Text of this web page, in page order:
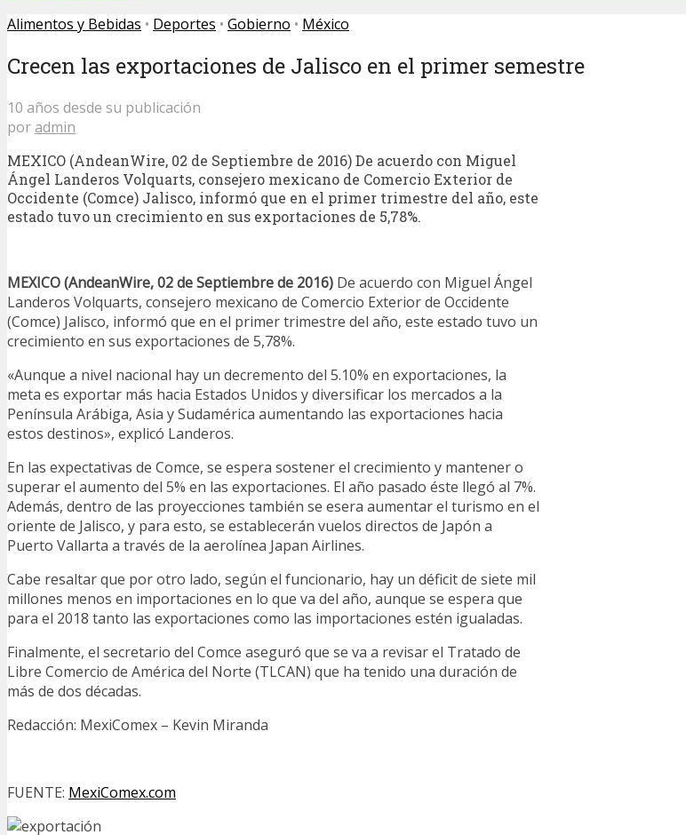
Alimentos y Bebidas • Deportes • Gobierno • México
Crecen las exportaciones de Jalisco en el primer semestre
10 años desde su publicación
poradmin
MEXICO (AndeanWire, 02 de Septiembre de 2016) De acuerdo con Miguel
Ángel Landeros Volquarts, consejero mexicano de Comercio Exterior de
Occidente (Comce) Jalisco, informó que en el primer trimestre del año, este
estado tuvo un crecimiento en sus exportaciones de 5,78%.
MEXICO (AndeanWire, 02 de Septiembre de 2016) De acuerdo con Miguel Ángel
Landeros Volquarts, consejero mexicano de Comercio Exterior de Occidente
(Comce) Jalisco, informó que en el primer trimestre del año, este estado tuvo un
crecimiento en sus exportaciones de 5,78%.
«Aunque a nivel nacional hay un decremento del 5.10% en exportaciones, la
meta es exportar más hacia Estados Unidos y diversificar los mercados a la
Península Arábiga, Asia y Sudamérica aumentando las exportaciones hacia
estos destinos», explicó Landeros.
En las expectativas de Comce, se espera sostener el crecimiento y mantener o
superar el aumento del 5% en las exportaciones. El año pasado éste llegó al 7%.
Además, dentro de las proyecciones también se esera aumentar el turismo en el
oriente de Jalisco, y para esto, se establecerán vuelos directos de Japón a
Puerto Vallarta a través de la aerolínea Japan Airlines.
Cabe resaltar que por otro lado, según el funcionario, hay un déficit de siete mil
millones menos en importaciones en lo que va del año, aunque se espera que
para el 2018 tanto las exportaciones como las importaciones estén igualadas.
Finalmente, el secretario del Comce aseguró que se va a revisar el Tratado de
Libre Comercio de América del Norte (TLCAN) que ha tenido una duración de
más de dos décadas.
Redacción: MexiComex – Kevin Miranda
FUENTE: MexiComex.com